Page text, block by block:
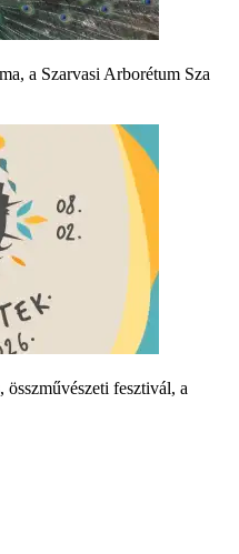
a Szarvasi Arborétum Sza
fesztivál, a